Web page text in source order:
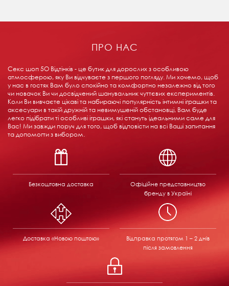
ПРО НАС
Секс шоп 5О Відтінків - це бутик для дорослих з особливою
атмосферою, яку Ви відчуваєте з першого погляду. Ми хочемо, щоб
у нас в гостях Вам було спокійно та комфортно незалежно від того
чи новачок Ви чи досвідчений шанувальник чуттєвих експериментів.
Коли Ви вивчаєте цікаві та набираючі популярність інтимні іграшки та
аксесуари в такій дружній та невимушеній обстановці, Вам буде
легко підібрати ті особливі іграшки, які стануть ідеальними саме для
Вас! Ми завжди поруч для того, щоб відповісти на всі Ваші запитання
та допомогти з вибором.
Безкоштовна доставка
Офіційне представництво
бренду в Україні
Доставка «Новою поштою» Відправка протягом 1 – 2 днів
після замовлення